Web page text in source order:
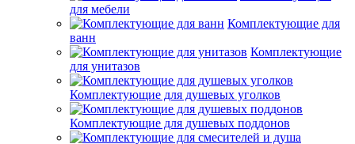
для мебели
Комплектующие для
ванн
Комплектующие
для унитазов
Комплектующие для душевых уголков
Комплектующие для душевых поддонов